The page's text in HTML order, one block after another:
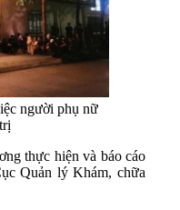
người phụ nữ
thực hiện và báo cáo
Quản lý Khám, chữa